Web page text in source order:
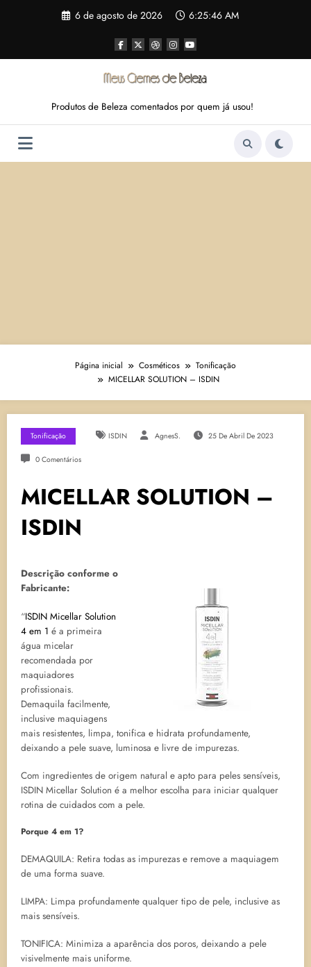
6 de agosto de 2026 6:25:47 AM
Produtos de Beleza comentados por quem já usou!
Página inicial Cosméticos
Tonificação
MICELLAR SOLUTION – ISDIN
Tonificação ISDIN AgnesS. 25 De Abril De 2023
0 Comentários
MICELLAR SOLUTION –
ISDIN
Descrição conforme o
Fabricante:
“ISDIN Micellar Solution
4 em 1 é a primeira
água micelar
recomendada por
maquiadores
profissionais.
Demaquila facilmente,
inclusive maquiagens
mais resistentes, limpa, tonifica e hidrata profundamente,
deixando a pele suave, luminosa e livre de impurezas.
Com ingredientes de origem natural e apto para peles sensíveis,
ISDIN Micellar Solution é a melhor escolha para iniciar qualquer
rotina de cuidados com a pele.
Porque 4 em 1?
DEMAQUILA: Retira todas as impurezas e remove a maquiagem
de uma forma suave.
LIMPA: Limpa profundamente qualquer tipo de pele, inclusive as
mais sensíveis.
TONIFICA: Minimiza a aparência dos poros, deixando a pele
visivelmente mais uniforme.